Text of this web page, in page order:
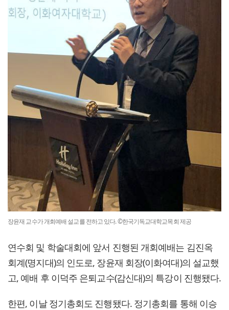
장윤재 교수가 개회예배 설교를 전하고 있다. ©한국기독교대학교목회 제공
연수회 및 학술대회에 앞서 진행된 개회예배는 김진옥
회계(명지대)의 인도로, 장윤재 회장(이화여대)의 설교했
고, 예배 후 이덕주 은퇴교수(감신대)의 특강이 진행됐다.
한편, 이날 정기총회도 진행됐다. 정기총회를 통해 이승